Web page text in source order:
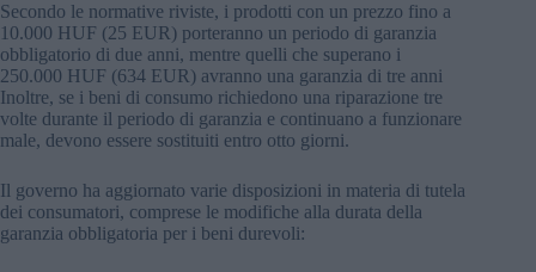
Secondo le normative riviste, i prodotti con un prezzo fino a
10.000 HUF (25 EUR) porteranno un periodo di garanzia
obbligatorio di due anni, mentre quelli che superano i
250.000 HUF (634 EUR) avranno una garanzia di tre anni
Inoltre, se i beni di consumo richiedono una riparazione tre
volte durante il periodo di garanzia e continuano a funzionare
male, devono essere sostituiti entro otto giorni.
Il governo ha aggiornato varie disposizioni in materia di tutela
dei consumatori, comprese le modifiche alla durata della
garanzia obbligatoria per i beni durevoli: